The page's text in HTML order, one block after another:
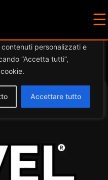
personalizzati e
“Accetta tutti”,
Accettare tutto
☰
location